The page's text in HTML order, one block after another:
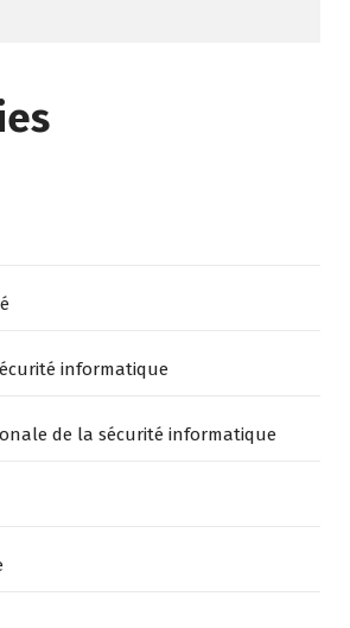
informatique
de la sécurité informatique